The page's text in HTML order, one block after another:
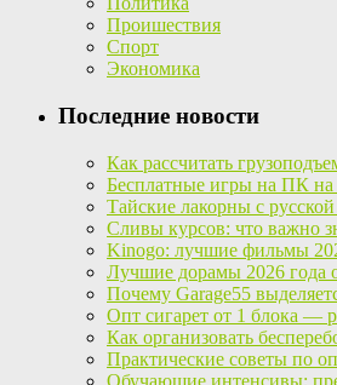
Проишествия
Спорт
Экономика
Последние новости
Как рассчитать
Бесплатные игры на ПК на
Тайские лакорны с русской
Сливы курсов: что важно
Kinogo: лучшие фильмы
Лучшие дорамы 2026 года
Почему Garage55
Опт сигарет от 1 блока —
Как организовать
Практические советы по
Обучающие интенсивы: